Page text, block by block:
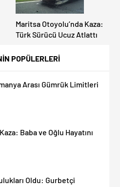
POPÜLERLERİ
Arası Gümrük Limitleri
Baba ve Oğlu Hayatını
Oldu: Gurbetçi
Maritsa Otoyolu’nda Kaza:
Türk Sürücü Ucuz Atlattı